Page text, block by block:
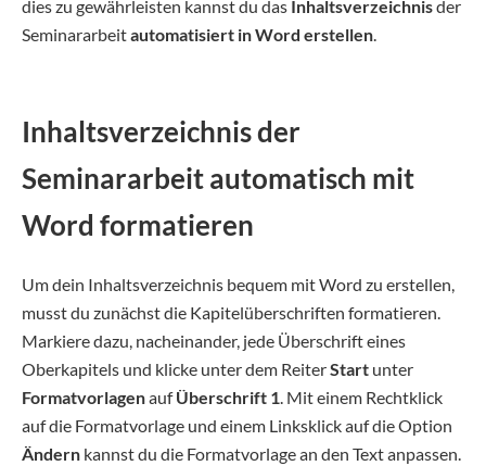
dies zu gewährleisten kannst du das Inhaltsverzeichnisder
Seminararbeitautomatisiert in Word erstellen.
Inhaltsverzeichnis der
Seminararbeit automatisch mit
Word formatieren
Um dein Inhaltsverzeichnis bequem mit Word zu erstellen,
musst du zunächst die Kapitelüberschriften formatieren.
Markiere dazu, nacheinander, jede Überschrift eines
Oberkapitels und klicke unter dem ReiterStart unter
FormatvorlagenaufÜberschrift 1. Mit einem Rechtklick
auf die Formatvorlage und einem Linksklick auf die Option
Ändern kannst du die Formatvorlage an den Text anpassen.